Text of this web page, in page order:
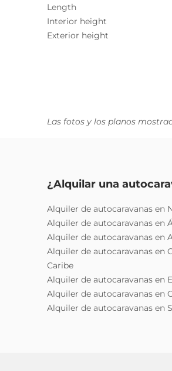
Length
Interior height
Exterior height
Las fotos y los planos
¿Alquilar una
Alquiler de autocaravanas en
Alquiler de autocaravanas en
Alquiler de autocaravanas en
Alquiler de autocaravanas en
Caribe
Alquiler de autocaravanas en
Alquiler de autocaravanas en
Alquiler de autocaravanas en